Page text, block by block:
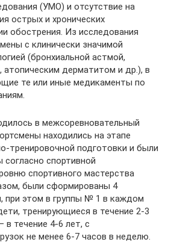
(УМО) и отсутствие на
острых и хронических
обострения. Из исследования
с клинически значимой
(бронхиальной астмой,
дерматитом и др.), в
те или иные медикаменты по
в межсоревновательный
находились на этапе
тренировочной подготовки и были
согласно спортивной
спортивного мастерства
были сформированы 4
при этом в группы № 1 в каждом
тренирующиеся в течение 2-3
течение 4-6 лет, с
не менее 6-7 часов в неделю.